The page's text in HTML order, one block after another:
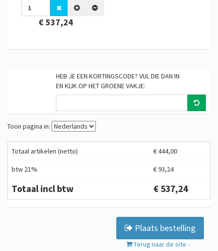
€ 537,24
HEB JE EEN KORTINGSCODE? VUL DIE DAN IN
EN KLIK OP HET GROENE VAKJE:
Toon pagina in:
Totaal artikelen (netto) € 444,00
btw 21% € 93,24
Totaal incl btw € 537,24
Plaats bestelling
Terug naar de site -